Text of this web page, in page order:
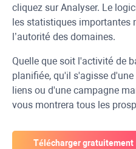
cliquez sur Analyser. Le
les statistiques importantes
l’autorité des domaines.
Quelle que soit l'activité de
planifiée, qu'il s'agisse
liens ou d'une campagne
vous montrera tous les
Télécharger gratuitement